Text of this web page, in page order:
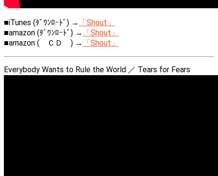
■iTunes (ﾀﾞｳﾝﾛｰﾄﾞ) →
「Shout」
■amazon (ﾀﾞｳﾝﾛｰﾄﾞ) →
「Shout」
■amazon ( ＣＤ ) →
「Shout」
Everybody Wants to Rule the World ／ Tears for Fears